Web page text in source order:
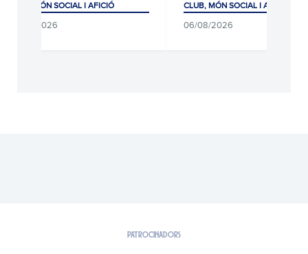
CLUB, MÓN SOCIAL I AFICIÓ
06/08/2026
CLUB, MÓN SOCIAL I AFICIÓ
06/08/2026
PATROCINADORS